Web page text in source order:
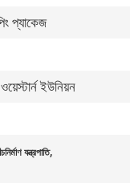
প্যাকেজ
ইউনিয়ন
যন্ত্রপাতি,